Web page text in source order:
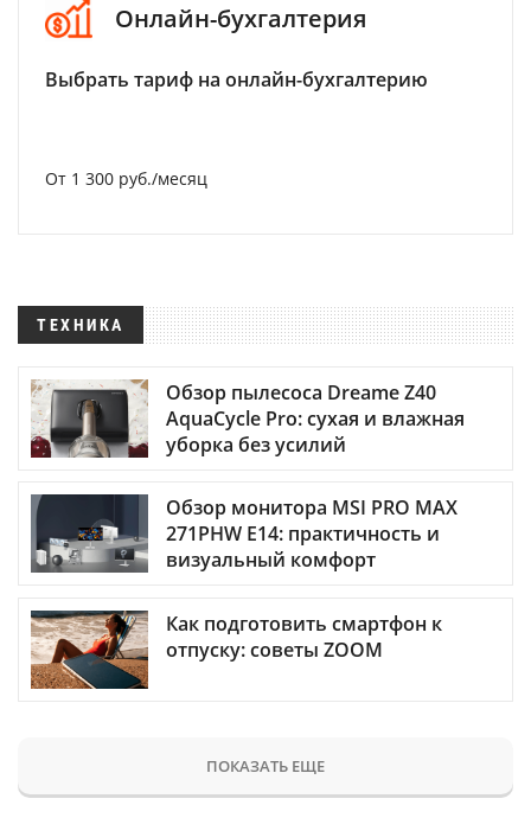
Онлайн-бухгалтерия
Выбрать тариф на онлайн-бухгалтерию
От 1 300 руб./месяц
ТЕХНИКА
Обзор пылесоса Dreame Z40
AquaCycle Pro: сухая и влажная
уборка без усилий
Обзор монитора MSI PRO MAX
271PHW E14: практичность и
визуальный комфорт
Как подготовить смартфон к
отпуску: советы ZOOM
ПОКАЗАТЬ ЕЩЕ